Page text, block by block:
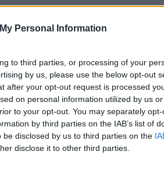
Personal Information
to third parties, or processing of your
by us, please use the below opt-out
after your opt-out request is processed
on personal information utilized by us
to your opt-out. You may separately
by third parties on the IAB’s list of
disclosed by us to third parties on the
disclose it to other third parties.
con navetta, struttura ...